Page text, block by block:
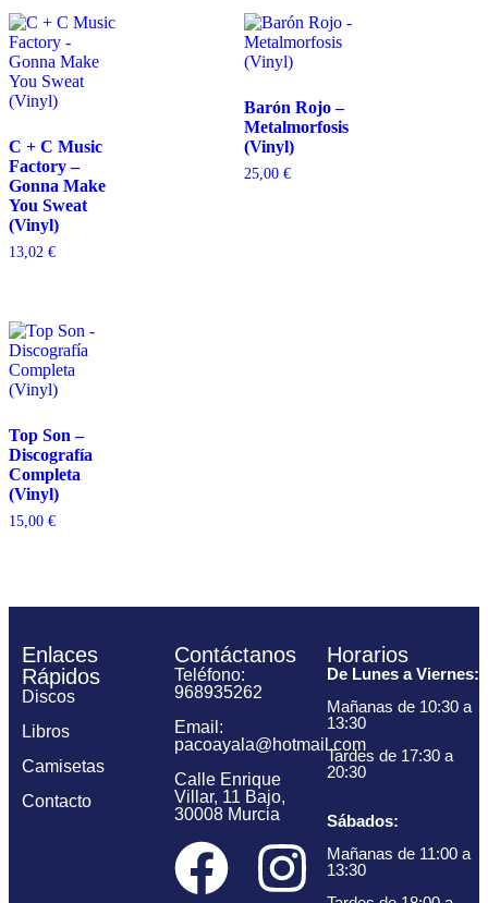
C + C Music
Factory –
Gonna Make
You Sweat
(Vinyl)
13,02 €
Barón Rojo –
Metalmorfosis
(Vinyl)
25,00 €
Top Son –
Discografía
Completa
(Vinyl)
15,00 €
Enlaces
Rápidos
Discos
Libros
Camisetas
Contacto
Contáctanos
Teléfono:
968935262
Email:
pacoayala@hotmail.com
Calle Enrique
Villar, 11 Bajo,
30008 Murcia
Horarios
De Lunes a Viernes:
Mañanas de 10:30 a
13:30
Tardes de 17:30 a
20:30
Sábados:
Mañanas de 11:00 a
13:30